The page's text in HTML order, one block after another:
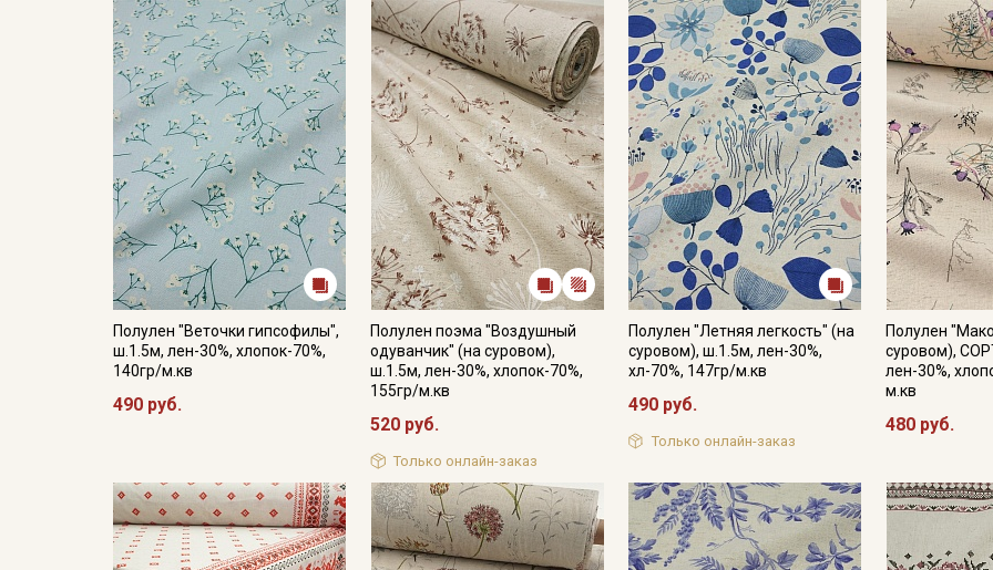
Полулен "Веточки гипсофилы",
ш.1.5м, лен-30%, хлопок-70%,
140гр/м.кв
490 руб.
Полулен поэма "Воздушный
одуванчик" (на суровом),
ш.1.5м, лен-30%, хлопок-70%,
155гр/м.кв
520 руб.
Только онлайн-заказ
Полулен "Летняя легкость" (на
суровом), ш.1.5м, лен-30%,
хл-70%, 147гр/м.кв
490 руб.
Только онлайн-заказ
Полулен
суровом),
лен-30%,
м.кв
480 руб.